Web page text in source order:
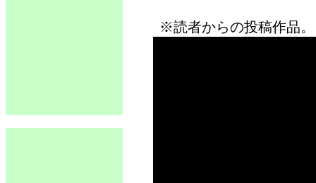
※読者からの投稿作品